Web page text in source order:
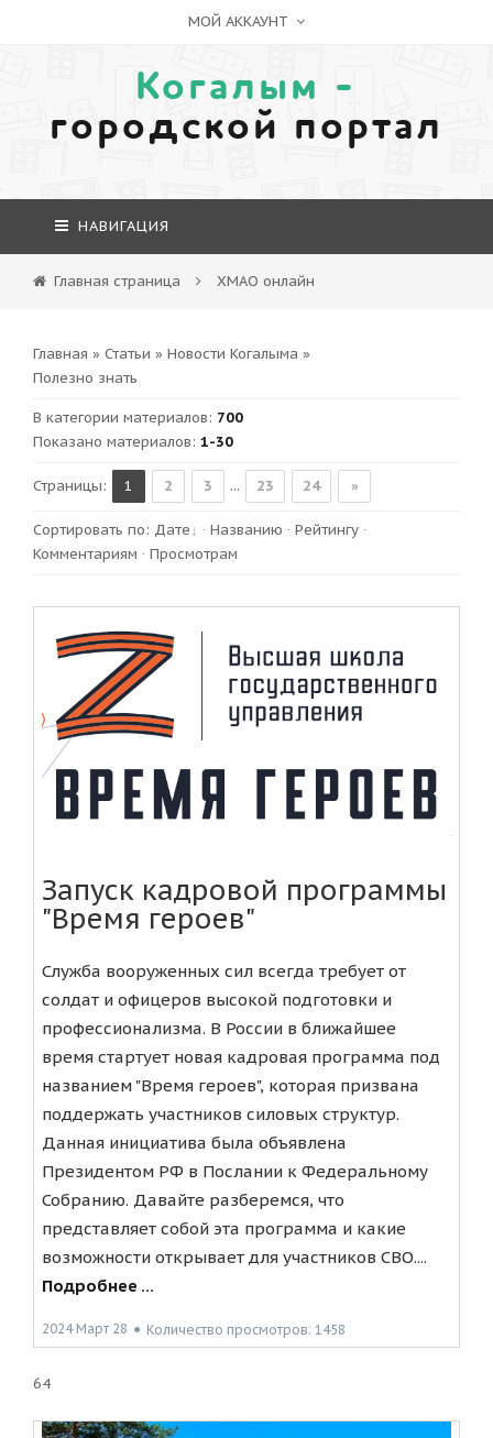
МОЙ АККАУНТ
Когалым -
городской портал
НАВИГАЦИЯ
Главная страница ХМАО онлайн
Главная » Статьи » Новости Когалыма »
Полезно знать
В категории материалов: 700
Показано материалов: 1-30
Страницы: 1 2 3 ... 23 24 »
Сортировать по: Дате · Названию · Рейтингу ·
Комментариям · Просмотрам
Запуск кадровой программы
"Время героев"
Служба вооруженных сил всегда требует от
солдат и офицеров высокой подготовки и
профессионализма. В России в ближайшее
время стартует новая кадровая программа под
названием "Время героев", которая призвана
поддержать участников силовых структур.
Данная инициатива была объявлена
Президентом РФ в Послании к Федеральному
Собранию. Давайте разберемся, что
представляет собой эта программа и какие
возможности открывает для участников СВО....
Подробнее ...
2024 Март 28 ● Количество просмотров: 1458
64